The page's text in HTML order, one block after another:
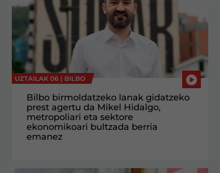
UZTAILAK 06 | BILBO
Bilbo birmoldatzeko lanak gidatzeko
prest agertu da Mikel Hidalgo,
metropoliari eta sektore
ekonomikoari bultzada berria
emanez